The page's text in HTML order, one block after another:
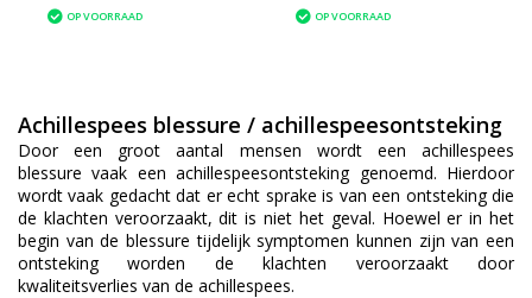
OP VOORRAAD OP VOORRAAD
Achillespees blessure / achillespeesontsteking
Door een groot aantal mensen wordt een achillespees
blessure vaak een achillespeesontsteking genoemd. Hierdoor
wordt vaak gedacht dat er echt sprake is van een ontsteking die
de klachten veroorzaakt, dit is niet het geval. Hoewel er in het
begin van de blessure tijdelijk symptomen kunnen zijn van een
ontsteking worden de klachten veroorzaakt door
kwaliteitsverlies van de achillespees.